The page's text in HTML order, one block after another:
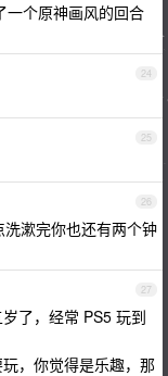
一个原神画风的回合
24
25
26
漱完你也还有两个钟
27
了，经常 PS5 玩到
，你觉得是乐趣，那